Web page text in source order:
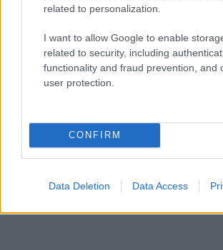
related to personalization.
I want to allow Google to enable
related to security, including
functionality and fraud prevention, and
user protection.
CONFIRM
Data Deletion Data Access